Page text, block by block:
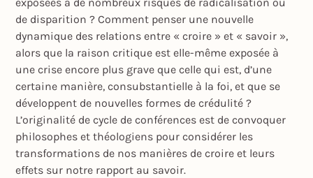
de disparition ? Comment penser une nouvelle
dynamique des relations entre « croire » et « savoir »,
alors que la raison critique est elle-même exposée à
une crise encore plus grave que celle qui est, d’une
certaine manière, consubstantielle à la foi, et que se
développent de nouvelles formes de crédulité ?
L’originalité de cycle de conférences est de convoquer
philosophes et théologiens pour considérer les
transformations de nos manières de croire et leurs
effets sur notre rapport au savoir.